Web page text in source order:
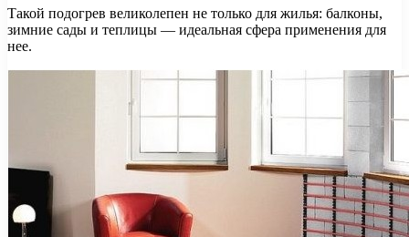
Такой подогрев великолепен не только для жилья: балконы,
зимние сады и теплицы — идеальная сфера применения для
нее.